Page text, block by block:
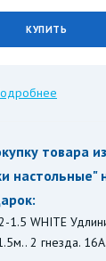
КУПИТЬ
товара
настольные"
1.5 WHITE
2 гнезда.